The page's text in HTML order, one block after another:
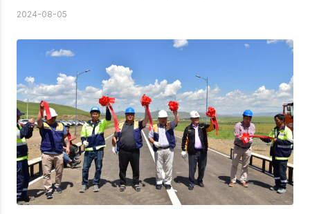
хүртсэн Н.Дэмбэрэлцэрэнд Тавантолгой түлш
үзүүллээ.Н.Дэмбэрэлцэрэнгийн хувьд Баруун
үйлдвэрийн хоёрдугаар цехийн савлагааны машинчаар
ажилладаг юм. Түүний амжилтыг үнэлж "Тавантолгой
түлш" ХХК-ийн "Бахархал" хүндэт тэмдгээр мялаасан
юм. Мөн Төвийн үйлдвэрийн Ашиглалтын инженер
Г.Сундуйг Эрчим хүчний тэргүүний ажилтнаар шагналаа.
2024-08-05